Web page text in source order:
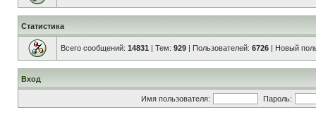
Статистика
Всего сообщений: 14831 | Тем: 929 | Пользователей: 6726 | Новый
Вход
Имя пользователя: Пароль: